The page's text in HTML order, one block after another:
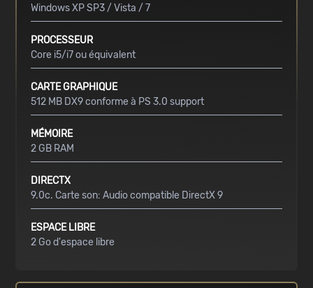
Windows XP SP3 / Vista / 7
PROCESSEUR
Core i5/i7 ou équivalent
CARTE GRAPHIQUE
512 MB DX9 conforme à PS 3.0 support
MÉMOIRE
2 GB RAM
DIRECTX
9.0c. Carte son: Audio compatible DirectX 9
ESPACE LIBRE
2 Go d'espace libre